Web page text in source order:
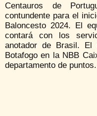
Centauros de
contundente para el
Baloncesto 2024. El
contará con los
anotador de Brasil. El
Botafogo en la NBB
departamento de puntos.